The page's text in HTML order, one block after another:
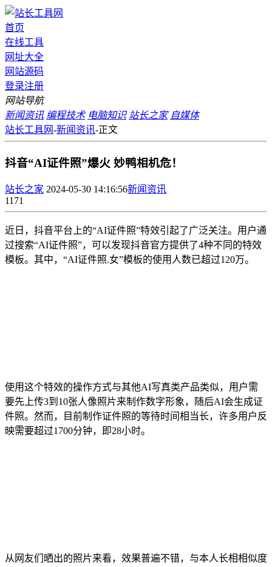
首页
在线工具
网址大全
网站源码
登录注册
网站导航
新闻资讯 编程技术 电脑知识 站长之家 自媒体
站长工具网-新闻资讯-正文
抖音“AI证件照”爆火 妙鸭相机危！
站长之家 2024-05-30 14:16:56新闻资讯
1171
近日，抖音平台上的“AI证件照”特效引起了广泛关注。用户通
过搜索“AI证件照”，可以发现抖音官方提供了4种不同的特效
模板。其中，“AI证件照.女”模板的使用人数已超过120万。
使用这个特效的操作方式与其他AI写真类产品类似，用户需
要先上传3到10张人像照片来制作数字形象，随后AI会生成证
件照。然而，目前制作证件照的等待时间相当长，许多用户反
映需要超过1700分钟，即28小时。
从网友们晒出的照片来看，效果普遍不错，与本人长相相似度